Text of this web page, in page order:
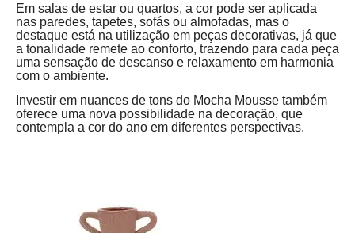
Em salas de estar ou quartos, a cor pode ser aplicada
nas paredes, tapetes, sofás ou almofadas, mas o
destaque está na utilização em peças decorativas, já que
a tonalidade remete ao conforto, trazendo para cada peça
uma sensação de descanso e relaxamento em harmonia
com o ambiente.
Investir em nuances de tons do Mocha Mousse também
oferece uma nova possibilidade na decoração, que
contempla a cor do ano em diferentes perspectivas.